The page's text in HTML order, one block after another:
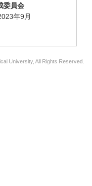
委員会
年9月
University, All Rights Reserved.